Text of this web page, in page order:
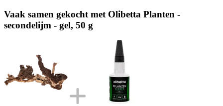
Vaak samen gekocht met Olibetta Planten -
secondelijm - gel, 50 g